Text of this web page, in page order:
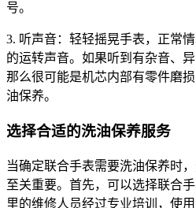
号。
3. 听声音：轻轻摇晃手表，正常
的运转声音。如果听到有杂音、
那么很可能是机芯内部有零件磨
油保养。
选择合适的洗油保养服务
当确定联合手表需要洗油保养时
至关重要。首先，可以选择联合
里的维修人员经过专业培训，使